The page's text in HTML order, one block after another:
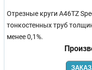
Отрезные круги A46TZ
тонкостенных труб
менее 0,1%.